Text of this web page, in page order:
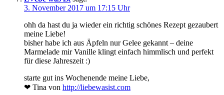
3. November 2017 um 17:15 Uhr
ohh da hast du ja wieder ein richtig schönes Rezept gezaubert
meine Liebe!
bisher habe ich aus Äpfeln nur Gelee gekannt – deine
Marmelade mir Vanille klingt einfach himmlisch und perfekt
für diese Jahreszeit :)
starte gut ins Wochenende meine Liebe,
❤ Tina von http://liebewasist.com